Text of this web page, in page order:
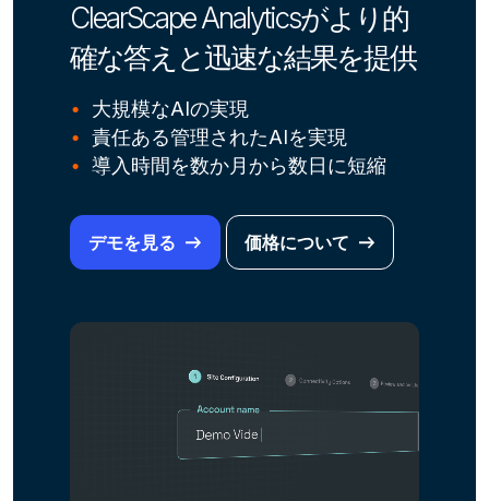
ClearScape Analyticsがより的
確な答えと迅速な結果を提供
大規模なAIの実現
責任ある管理されたAIを実現
導入時間を数か月から数日に短縮
デモを見る 価格について